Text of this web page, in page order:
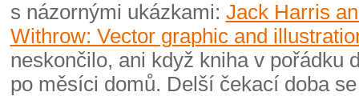
s názornými ukázkami: Jack Harris
Withrow: Vector graphic and
neskončilo, ani když kniha v pořádku
po měsíci domů. Delší čekací doba